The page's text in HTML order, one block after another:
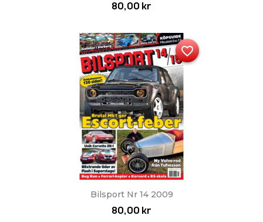
80,00 kr
Bilsport Nr 14 2009
80,00 kr
favorite_border